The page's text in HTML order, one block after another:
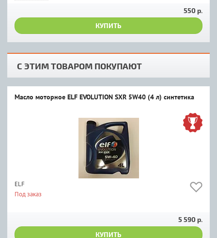
550 р.
КУПИТЬ
С ЭТИМ ТОВАРОМ ПОКУПАЮТ
Масло моторное ELF EVOLUTION SXR 5W40 (4 л) синтетика
ELF
Под заказ
5 590 р.
КУПИТЬ